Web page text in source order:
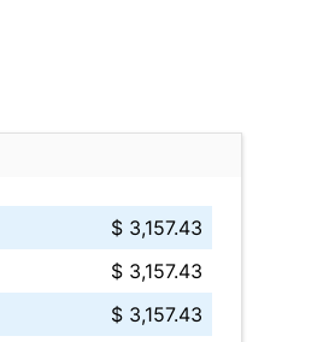
$ 3,157.43
$ 3,157.43
$ 3,157.43